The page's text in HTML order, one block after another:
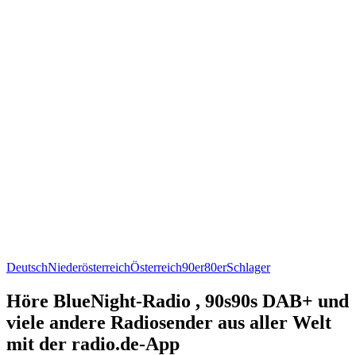
DeutschNiederösterreichÖsterreich90er80erSchlager
Höre BlueNight-Radio , 90s90s DAB+ und
viele andere Radiosender aus aller Welt
mit der radio.de-App